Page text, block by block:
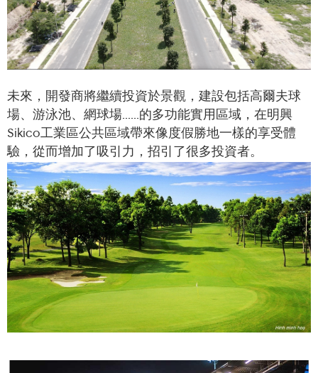
未來，開發商將繼續投資於景觀，建設包括高爾夫球
場、游泳池、網球場......的多功能實用區域，在明興
Sikico工業區公共區域帶來像度假勝地一樣的享受體
驗，從而增加了吸引力，招引了很多投資者。